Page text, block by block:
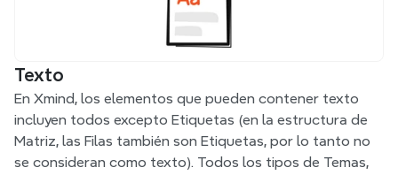
Texto
En Xmind, los elementos que pueden contener texto
incluyen todos excepto Etiquetas (en la estructura de
Matriz, las Filas también son Etiquetas, por lo tanto no
se consideran como texto). Todos los tipos de Temas,